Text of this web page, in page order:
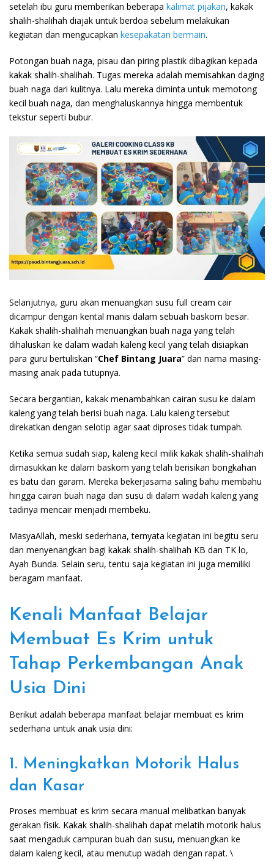
setelah ibu guru memberikan beberapa kalimat pijakan, kakak
shalih-shalihah diajak untuk berdoa sebelum melakukan
kegiatan dan mengucapkan kesepakatan bermain.
Potongan buah naga, pisau dan piring plastik dibagikan kepada
kakak shalih-shalihah. Tugas mereka adalah memisahkan daging
buah naga dari kulitnya. Lalu mereka diminta untuk memotong
kecil buah naga, dan menghaluskannya hingga membentuk
tekstur seperti bubur.
Selanjutnya, guru akan menuangkan susu full cream cair
dicampur dengan kental manis dalam sebuah baskom besar.
Kakak shalih-shalihah menuangkan buah naga yang telah
dihaluskan ke dalam wadah kaleng kecil yang telah disiapkan
para guru bertuliskan “Chef Bintang Juara” dan nama masing-
masing anak pada tutupnya.
Secara bergantian, kakak menambahkan cairan susu ke dalam
kaleng yang telah berisi buah naga. Lalu kaleng tersebut
direkatkan dengan selotip agar saat diproses tidak tumpah.
Ketika semua sudah siap, kaleng kecil milik kakak shalih-shalihah
dimasukkan ke dalam baskom yang telah berisikan bongkahan
es batu dan garam. Mereka bekerjasama saling bahu membahu
hingga cairan buah naga dan susu di dalam wadah kaleng yang
tadinya mencair menjadi membeku.
MasyaAllah, meski sederhana, ternyata kegiatan ini begitu seru
dan menyenangkan bagi kakak shalih-shalihah KB dan TK lo,
Ayah Bunda. Selain seru, tentu saja kegiatan ini juga memiliki
beragam manfaat.
Kenali Manfaat Belajar
Membuat Es Krim untuk
Tahap Perkembangan Anak
Usia Dini
Berikut adalah beberapa manfaat belajar membuat es krim
sederhana untuk anak usia dini:
1. Meningkatkan Motorik Halus
dan Kasar
Proses membuat es krim secara manual melibatkan banyak
gerakan fisik. Kakak shalih-shalihah dapat melatih motorik halus
saat mengaduk campuran buah dan susu, menuangkan ke
dalam kaleng kecil, atau menutup wadah dengan rapat. \